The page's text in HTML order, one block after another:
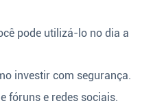
pode utilizá-lo no dia a
investir com segurança.
fóruns e redes sociais.